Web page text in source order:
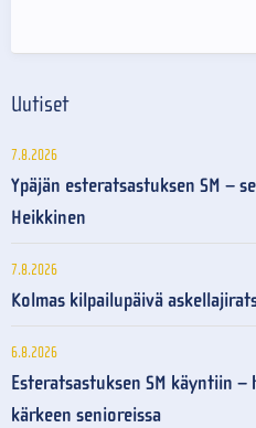
Uutiset
7.8.2026
Ypäjän esteratsastuksen SM –
Heikkinen
7.8.2026
Kolmas kilpailupäivä
6.8.2026
Esteratsastuksen SM käyntiin
kärkeen senioreissa